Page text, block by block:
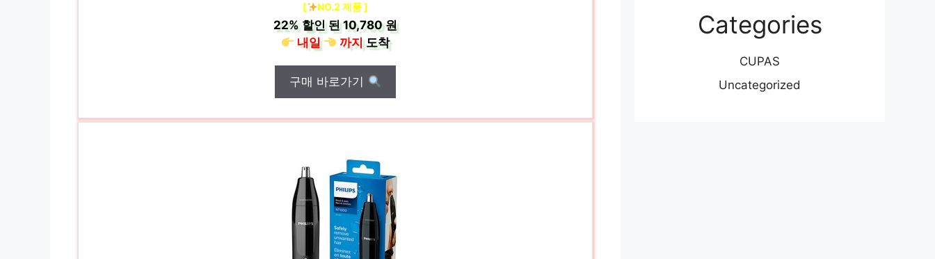
[ NO.2 제품 ]
22%할인 된10,780 원
내일
까지도착
구매 바로가기
Categories
CUPAS
Uncategorized